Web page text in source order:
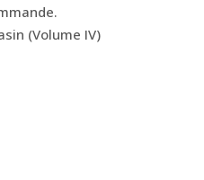
(Volume IV)